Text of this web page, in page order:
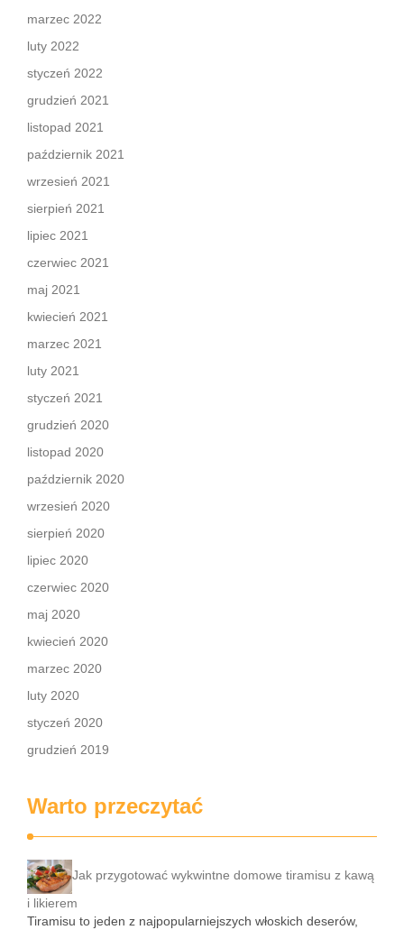
marzec 2022
luty 2022
styczeń 2022
grudzień 2021
listopad 2021
październik 2021
wrzesień 2021
sierpień 2021
lipiec 2021
czerwiec 2021
maj 2021
kwiecień 2021
marzec 2021
luty 2021
styczeń 2021
grudzień 2020
listopad 2020
październik 2020
wrzesień 2020
sierpień 2020
lipiec 2020
czerwiec 2020
maj 2020
kwiecień 2020
marzec 2020
luty 2020
styczeń 2020
grudzień 2019
Warto przeczytać
Jak przygotować wykwintne domowe tiramisu z kawą
i likierem
Tiramisu to jeden z najpopularniejszych włoskich deserów,